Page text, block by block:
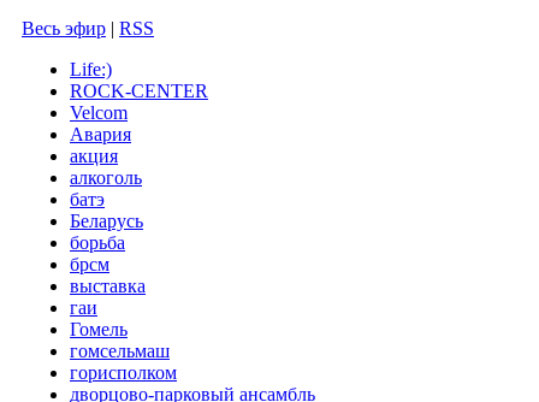
Весь эфир | RSS
Life:)
ROCK-CENTER
Velcom
Авария
акция
алкоголь
батэ
Беларусь
борьба
брсм
выставка
гаи
Гомель
гомсельмаш
горисполком
дворцово-парковый ансамбль